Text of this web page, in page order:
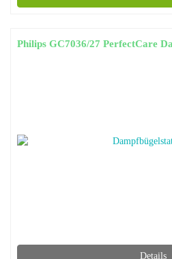
Philips GC7036/27 PerfectCare
Details